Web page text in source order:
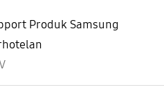
Produk Samsung